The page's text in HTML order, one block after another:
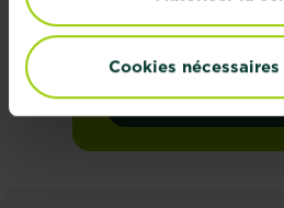
Cookies
mesure
votre boîte
S'inscrire